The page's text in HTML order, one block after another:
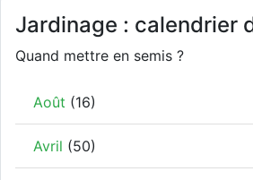
Jardinage : calendrier
Quand mettre en semis ?
Août (16)
Avril (50)